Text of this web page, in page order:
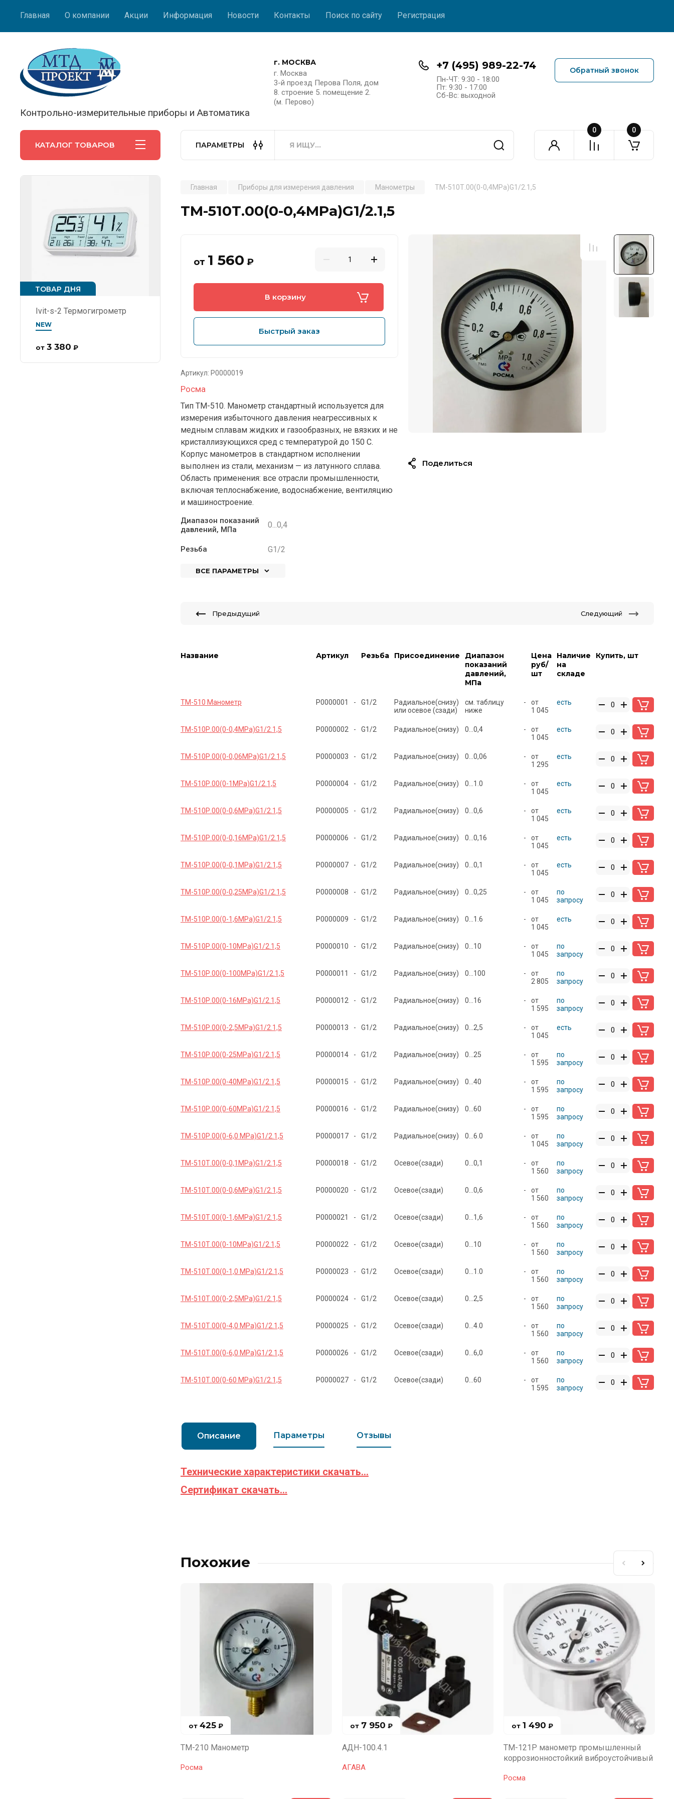
Главная О компании Акции Информация Новости Контакты Поиск по сайту Регистрация
Контрольно-измерительные приборы и Автоматика
г. МОСКВА
г. Москва
3-й проезд Перова Поля, дом
8. строение 5. помещение 2.
(м. Перово)
+7 (495) 989-22-74
Пн-ЧТ: 9:30 - 18:00
Пт: 9:30 - 17:00
Сб-Вс: выходной
Обратный звонок
КАТАЛОГ ТОВАРОВ ПАРАМЕТРЫ
0 0
ТОВАР ДНЯ
Ivit-s-2 Термогигрометр
NEW
от 3 380 ₽
Главная Приборы для измерения давления Манометры ТМ-510Т.00(0-0,4MPa)G1/2.1,5
ТМ-510Т.00(0-0,4MPa)G1/2.1,5
от 1 560 ₽
В корзину
Быстрый заказ
Артикул: Р0000019
Росма
Тип ТМ-510. Манометр стандартный используется для
измерения избыточного давления неагресcивных к
медным сплавам жидких и газообразных, не вязких и не
кристаллизующихся сред с температурой до 150 C.
Корпус манометров в стандартном исполнении
выполнен из стали, механизм — из латунного сплава.
Область применения: все отрасли промышленности,
включая теплоснабжение, водоснабжение, вентиляцию
и машиностроение.
Диапазон показаний
давлений, МПа
0...0,4
Резьба G1/2
ВСЕ ПАРАМЕТРЫ
Поделиться
Предыдущий Следующий
Название Артикул Резьба Присоединение
Диапазон
показаний
давлений,
МПа
Цена
руб/
шт
Наличие
на
складе
Купить, шт
ТМ-510 Манометр Р0000001 - G1/2
Радиальное(снизу)
или осевое (сзади)
см. таблицу
ниже
-
от
1 045
есть
ТМ-510Р.00(0-0,4MPa)G1/2.1,5 Р0000002 - G1/2 Радиальное(снизу) 0...0,4 -
от
1 045
есть
ТМ-510Р.00(0-0,06MPa)G1/2.1,5 Р0000003 - G1/2 Радиальное(снизу) 0...0,06 -
от
1 295
есть
ТМ-510Р.00(0-1MPa)G1/2.1,5 Р0000004 - G1/2 Радиальное(снизу) 0...1.0 -
от
1 045
есть
ТМ-510Р.00(0-0,6MPa)G1/2.1,5 Р0000005 - G1/2 Радиальное(снизу) 0...0,6 -
от
1 045
есть
ТМ-510Р.00(0-0,16MPa)G1/2.1,5 Р0000006 - G1/2 Радиальное(снизу) 0...0,16 -
от
1 045
есть
ТМ-510Р.00(0-0,1MPa)G1/2.1,5 Р0000007 - G1/2 Радиальное(снизу) 0...0,1 -
от
1 045
есть
ТМ-510Р.00(0-0,25MPa)G1/2.1,5 Р0000008 - G1/2 Радиальное(снизу) 0...0,25 -
от
1 045
по
запросу
ТМ-510Р.00(0-1,6MPa)G1/2.1,5 Р0000009 - G1/2 Радиальное(снизу) 0...1.6 -
от
1 045
есть
ТМ-510Р.00(0-10MPa)G1/2.1,5 Р0000010 - G1/2 Радиальное(снизу) 0...10 -
от
1 045
по
запросу
ТМ-510Р.00(0-100MPa)G1/2.1,5 Р0000011 - G1/2 Радиальное(снизу) 0...100 -
от
2 805
по
запросу
ТМ-510Р.00(0-16MPa)G1/2.1,5 Р0000012 - G1/2 Радиальное(снизу) 0...16 -
от
1 595
по
запросу
ТМ-510Р.00(0-2,5MPa)G1/2.1,5 Р0000013 - G1/2 Радиальное(снизу) 0...2,5 -
от
1 045
есть
ТМ-510Р.00(0-25MPa)G1/2.1,5 Р0000014 - G1/2 Радиальное(снизу) 0...25 -
от
1 595
по
запросу
ТМ-510Р.00(0-40MPa)G1/2.1,5 Р0000015 - G1/2 Радиальное(снизу) 0...40 -
от
1 595
по
запросу
ТМ-510Р.00(0-60MPa)G1/2.1,5 Р0000016 - G1/2 Радиальное(снизу) 0...60 -
от
1 595
по
запросу
ТМ-510Р.00(0-6,0 MPa)G1/2.1,5 Р0000017 - G1/2 Радиальное(снизу) 0...6.0 -
от
1 045
по
запросу
ТМ-510Т.00(0-0,1MPa)G1/2.1,5 Р0000018 - G1/2 Осевое(сзади) 0...0,1 -
от
1 560
по
запросу
ТМ-510Т.00(0-0,6MPa)G1/2.1,5 Р0000020 - G1/2 Осевое(сзади) 0...0,6 -
от
1 560
по
запросу
ТМ-510Т.00(0-1,6MPa)G1/2.1,5 Р0000021 - G1/2 Осевое(сзади) 0...1,6 -
от
1 560
по
запросу
ТМ-510Т.00(0-10MPa)G1/2.1,5 Р0000022 - G1/2 Осевое(сзади) 0...10 -
от
1 560
по
запросу
ТМ-510Т.00(0-1,0 MPa)G1/2.1,5 Р0000023 - G1/2 Осевое(сзади) 0...1.0 -
от
1 560
по
запросу
ТМ-510Т.00(0-2,5MPa)G1/2.1,5 Р0000024 - G1/2 Осевое(сзади) 0...2,5 -
от
1 560
по
запросу
ТМ-510Т.00(0-4,0 MPa)G1/2.1,5 Р0000025 - G1/2 Осевое(сзади) 0...4.0 -
от
1 560
по
запросу
ТМ-510Т.00(0-6,0 MPa)G1/2.1,5 Р0000026 - G1/2 Осевое(сзади) 0...6,0 -
от
1 560
по
запросу
ТМ-510Т.00(0-60 MPa)G1/2.1,5 Р0000027 - G1/2 Осевое(сзади) 0...60 -
от
1 595
по
запросу
Описание Параметры Отзывы
Технические характеристики скачать...
Сертификат скачать...
Похожие
от 425 ₽
ТМ-210 Манометр
Росма
от 7 950 ₽
АДН-100.4.1
АГАВА
от 1 490 ₽
ТМ-121Р манометр промышленный
коррозионностойкий виброустойчивый
Росма